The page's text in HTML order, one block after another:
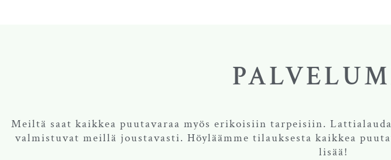
Meiltä saat kaikkea puutavaraa myös erikoisiin tarpeisiin.
valmistuvat meillä joustavasti. Höyläämme tilauksesta kaikkea
lisää!